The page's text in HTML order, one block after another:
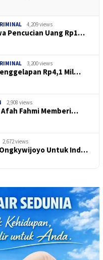
4,209 views
Pencucian Uang Rp1…
3,200 views
Rp4,1 Mil…
2,908 views
Fahmi Memberi…
2,672 views
Untuk Ind…